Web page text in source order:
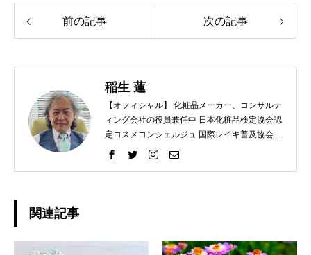
前の記事 次の記事
稲生 蓮
【オフィシャル】 化粧品メーカー、コンサルテ
ィング会社の役員兼任中 日本化粧品検定協会認
定コスメコンシェルジュ 国際レイキ普及協会認
定ティーチャー 【プライベート】 趣味 ラン
関連記事